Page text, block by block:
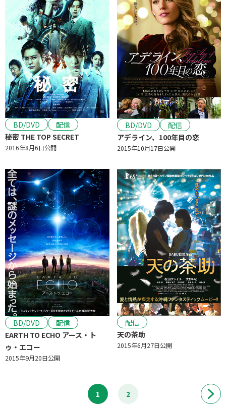
BD/DVD
配信
秘密 THE TOP SECRET
2016年8月6日公開
BD/DVD
配信
アデライン、100年目の恋
2015年10月17日公開
BD/DVD
配信
EARTH TO ECHO アース・ト
ゥ・エコー
2015年9月20日公開
配信
天の茶助
2015年6月27日公開
1 2